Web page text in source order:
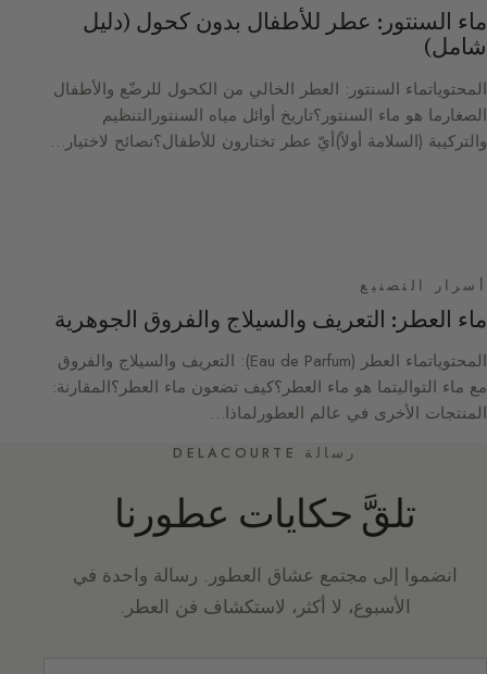
ماء السنتور: عطر للأطفال بدون كحول (دليل
شامل)
المحتوياتماء السنتور: العطر الخالي من الكحول للرضّع والأطفال
الصغارما هو ماء السنتور؟تاريخ أوائل مياه السنتورالتنظيم
والتركيبة (السلامة أولاً)أيّ عطر تختارون للأطفال؟نصائح لاختيار…
أسرار التصنيع
ماء العطر: التعريف والسيلاج والفروق الجوهرية
المحتوياتماء العطر (Eau de Parfum): التعريف والسيلاج والفروق
مع ماء التواليتما هو ماء العطر؟كيف تضعون ماء العطر؟المقارنة:
المنتجات الأخرى في عالم العطورلماذا…
رسالة DELACOURTE
تلقَّ حكايات عطورنا
انضموا إلى مجتمع عشاق العطور. رسالة واحدة في
الأسبوع، لا أكثر، لاستكشاف فن العطر.